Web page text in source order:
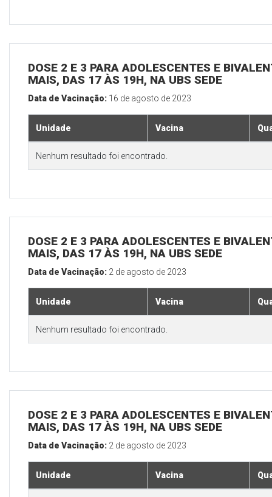
DOSE 2 E 3 PARA ADOLESCENTES E
MAIS, DAS 17 ÀS 19H, NA UBS SEDE
Data de Vacinação: 16 de agosto de 2023
Unidade Vacina
Nenhum resultado foi encontrado.
DOSE 2 E 3 PARA ADOLESCENTES E
MAIS, DAS 17 ÀS 19H, NA UBS SEDE
Data de Vacinação: 2 de agosto de 2023
Unidade Vacina
Nenhum resultado foi encontrado.
DOSE 2 E 3 PARA ADOLESCENTES E
MAIS, DAS 17 ÀS 19H, NA UBS SEDE
Data de Vacinação: 2 de agosto de 2023
Unidade Vacina